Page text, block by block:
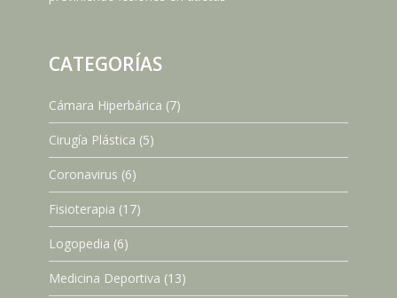
CATEGORÍAS
Cámara Hiperbárica (7)
Cirugía Plástica (5)
Coronavirus (6)
Fisioterapia (17)
Logopedia (6)
Medicina Deportiva (13)